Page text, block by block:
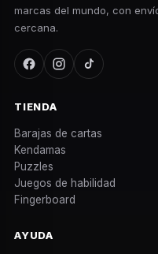
marcas del mundo, con
cercana.
TIENDA
Barajas de cartas
Kendamas
Puzzles
Juegos de habilidad
Fingerboard
AYUDA